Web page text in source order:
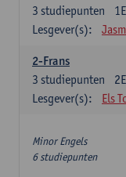
3 studiepunten
Lesgever(s):
2-Frans
3 studiepunten
Lesgever(s):
Els
Minor Engels
6 studiepunten